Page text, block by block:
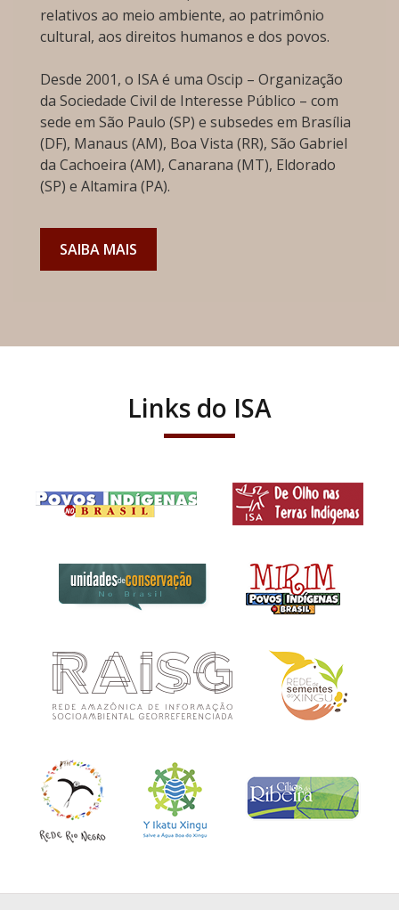
relativos ao meio ambiente, ao patrimônio
cultural, aos direitos humanos e dos povos.
Desde 2001, o ISA é uma Oscip – Organização
da Sociedade Civil de Interesse Público – com
sede em São Paulo (SP) e subsedes em Brasília
(DF), Manaus (AM), Boa Vista (RR), São Gabriel
da Cachoeira (AM), Canarana (MT), Eldorado
(SP) e Altamira (PA).
SAIBA MAIS
Links do ISA